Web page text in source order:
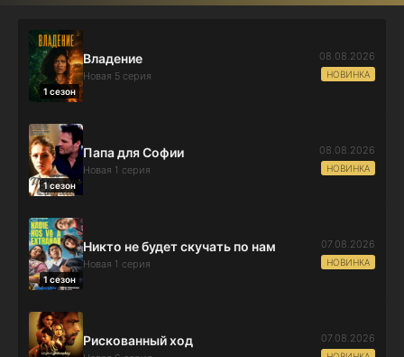
1 сезон
Владение
Новая 5 серия
08.08.2026
НОВИНКА
1 сезон
Папа для Софии
Новая 1 серия
08.08.2026
НОВИНКА
1 сезон
Никто не будет скучать по нам
Новая 1 серия
07.08.2026
НОВИНКА
Рискованный ход 07.08.2026